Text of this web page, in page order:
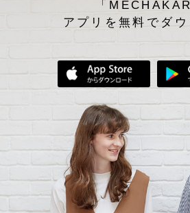
「
アプリを無料でダウ
App Store